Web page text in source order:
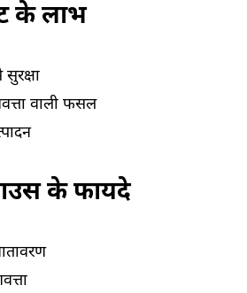
के लाभ
वाली फसल
के फायदे